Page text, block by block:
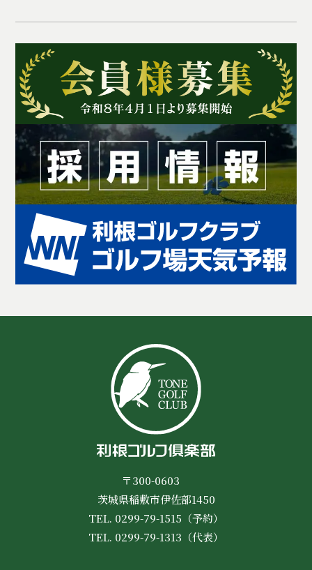
〒300-0603
茨城県稲敷市伊佐部1450
TEL. 0299-79-1515（予約）
TEL. 0299-79-1313（代表）